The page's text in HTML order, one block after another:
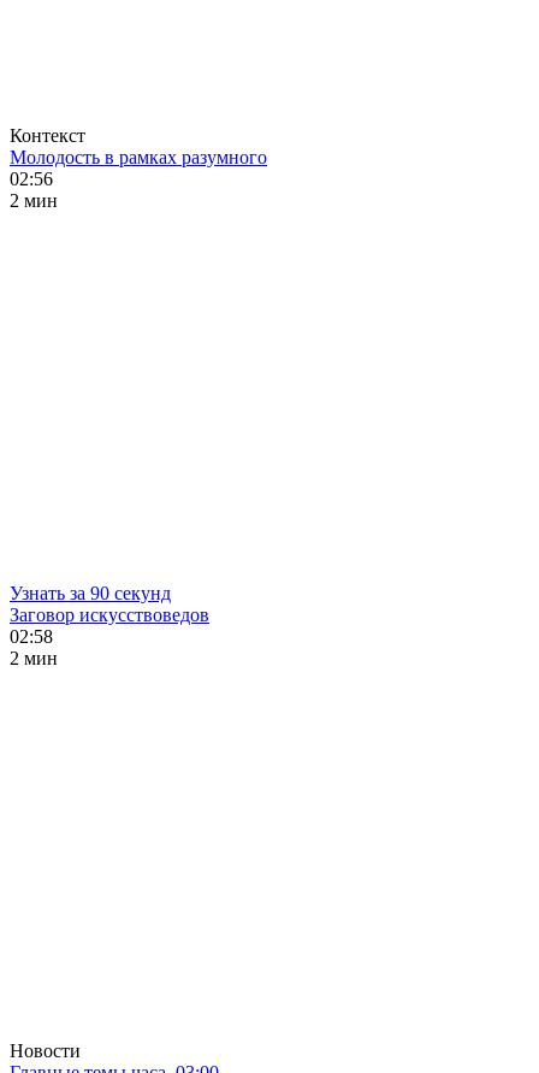
Контекст
Молодость в рамках разумного
02:56
2 мин
Узнать за 90 секунд
Заговор искусствоведов
02:58
2 мин
Новости